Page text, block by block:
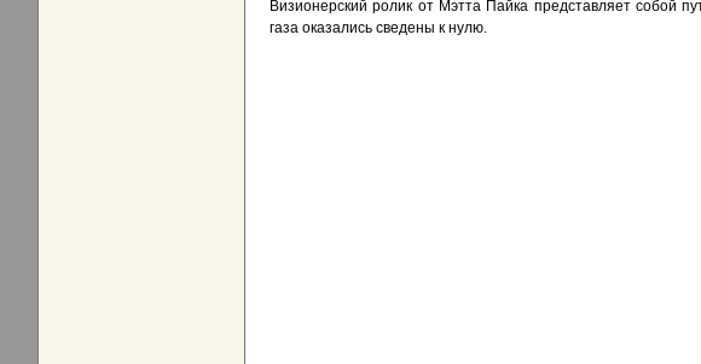
Визионерский ролик от Мэтта Пайка представляет собой
газа оказались сведены к нулю.